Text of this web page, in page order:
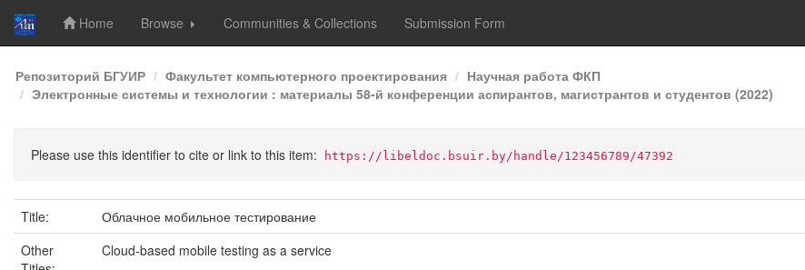
Skip
navigation
Home Browse Communities & Collections Submission Form
Репозиторий БГУИР Факультет компьютерного проектирования
Научная работа ФКП
Электронные системы и технологии : материалы 58-й конференции аспирантов, магистрантов и студентов (2022)
Please use this identifier to cite or link to this item: https://libeldoc.bsuir.by/handle/123456789/47392
Title:
Облачное мобильное тестирование
Other
Cloud-based mobile testing as a service